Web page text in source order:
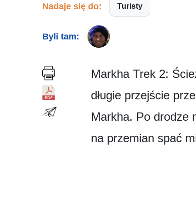
Nadaje się do: Turisty
Byli tam:
Markha Trek 2:
długie przejście
Markha. Po drodze
na przemian spać